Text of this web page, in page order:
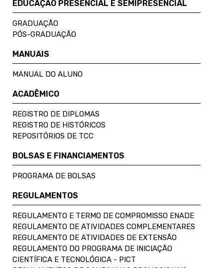
EDUCAÇÃO PRESENCIAL E SEMIPRESENCIAL
GRADUAÇÃO
PÓS-GRADUAÇÃO
MANUAIS
MANUAL DO ALUNO
ACADÊMICO
REGISTRO DE DIPLOMAS
REGISTRO DE HISTÓRICOS
REPOSITÓRIOS DE TCC
BOLSAS E FINANCIAMENTOS
PROGRAMA DE BOLSAS
REGULAMENTOS
REGULAMENTO E TERMO DE COMPROMISSO ENADE
REGULAMENTO DE ATIVIDADES COMPLEMENTARES
REGULAMENTO DE ATIVIDADES DE EXTENSÃO
REGULAMENTO DO PROGRAMA DE INICIAÇÃO
CIENTÍFICA E TECNOLÓGICA - PICT